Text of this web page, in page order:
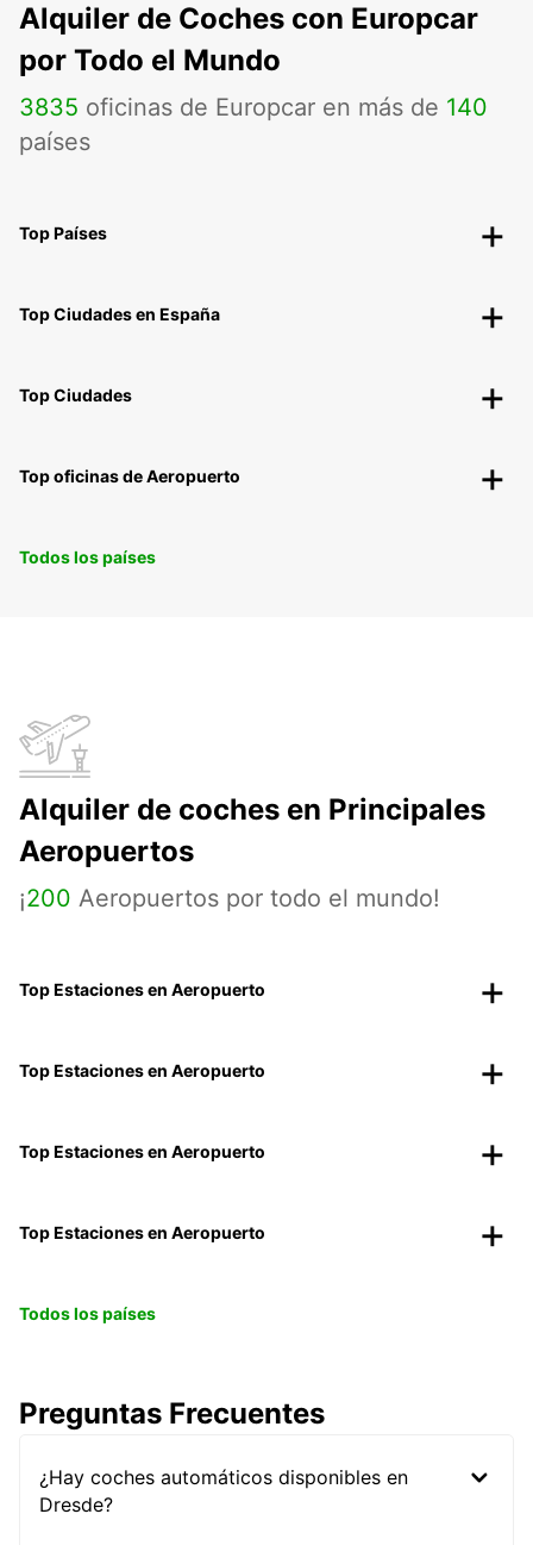
Alquiler de Coches con Europcar
por Todo el Mundo
3835 oficinas de Europcar en más de 140
países
Top Países
Top Ciudades en España
Top Ciudades
Top oficinas de Aeropuerto
Todos los países
Alquiler de coches en Principales
Aeropuertos
¡200 Aeropuertos por todo el mundo!
Top Estaciones en Aeropuerto
Top Estaciones en Aeropuerto
Top Estaciones en Aeropuerto
Top Estaciones en Aeropuerto
Todos los países
Preguntas Frecuentes
¿Hay coches automáticos disponibles en
Dresde?